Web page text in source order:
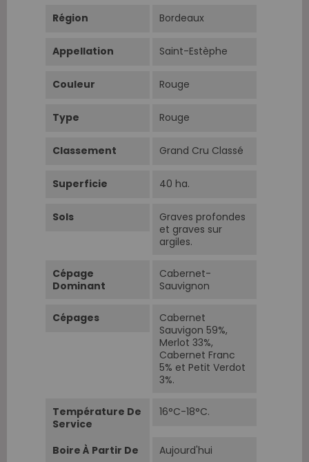
Région Bordeaux
Appellation Saint-Estèphe
Couleur Rouge
Type Rouge
Classement Grand Cru Classé
Superficie 40 ha.
Sols
Graves profondes
et graves sur
argiles.
Cépage
Dominant
Cabernet-
Sauvignon
Cépages
Cabernet
Sauvigon 59%,
Merlot 33%,
Cabernet Franc
5% et Petit Verdot
3%.
Température De
Service
16°C-18°C.
Boire À Partir De Aujourd'hui